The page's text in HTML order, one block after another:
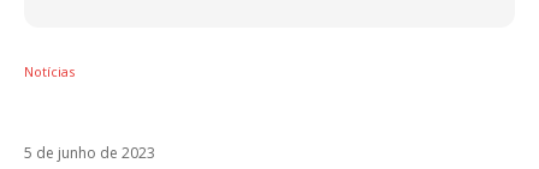
Notícias
5 de junho de 2023